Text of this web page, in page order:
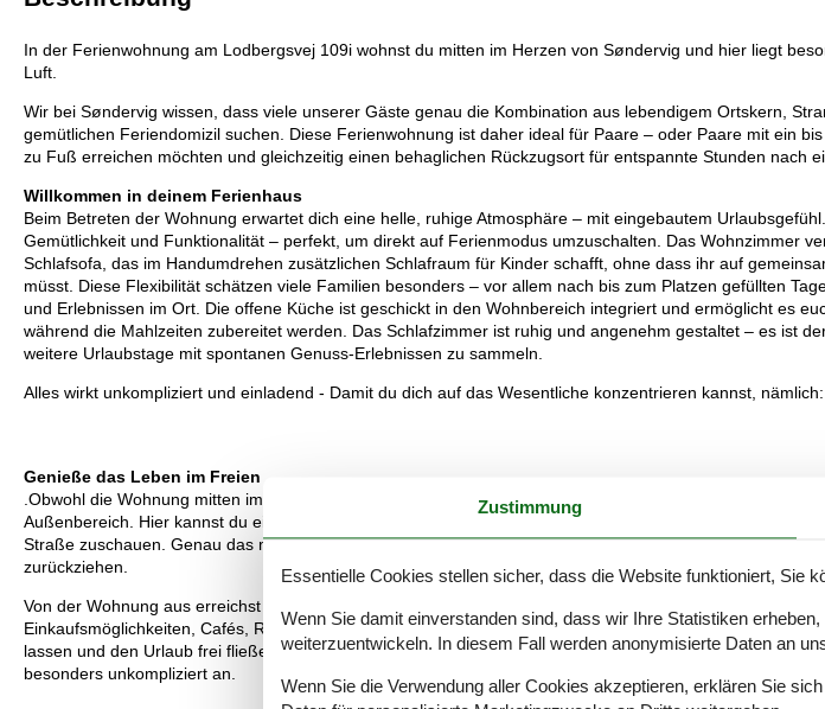
In der Ferienwohnung am Lodbergsvej 109i wohnst du mitten im Herzen von Søndervig und hier liegt
Luft.
Wir bei Søndervig wissen, dass viele unserer Gäste genau die Kombination aus lebendigem Ortskern,
gemütlichen Feriendomizil suchen. Diese Ferienwohnung ist daher ideal für Paare – oder Paare mit ein
zu Fuß erreichen möchten und gleichzeitig einen behaglichen Rückzugsort für entspannte Stunden nach
Willkommen in deinem Ferienhaus
Beim Betreten der Wohnung erwartet dich eine helle, ruhige Atmosphäre – mit eingebautem
Gemütlichkeit und Funktionalität – perfekt, um direkt auf Ferienmodus umzuschalten. Das Wohnzimmer
Schlafsofa, das im Handumdrehen zusätzlichen Schlafraum für Kinder schafft, ohne dass ihr auf
müsst. Diese Flexibilität schätzen viele Familien besonders – vor allem nach bis zum Platzen gefüllten
und Erlebnissen im Ort. Die offene Küche ist geschickt in den Wohnbereich integriert und ermöglicht es
während die Mahlzeiten zubereitet werden. Das Schlafzimmer ist ruhig und angenehm gestaltet – es ist
weitere Urlaubstage mit spontanen Genuss-Erlebnissen zu sammeln.
Alles wirkt unkompliziert und einladend - Damit du dich auf das Wesentliche konzentrieren kannst,
Genieße das Leben im Freien
.Obwohl die Wohnung mitten im Ortszentrum liegt, findest du immer kleine Inseln der Ruhe. Der nette
Außenbereich. Hier kannst du eine stille Morgenstunde genießen, euch abends ein Glas Wein schenken
Straße zuschauen. Genau das macht den Charme der zentralen Lage aus – du bist mitten im Geschehen
zurückziehen.
Von der Wohnung aus erreichst du alles zu Fuß – und das ist einer der größten Vorteile, die wir als
Einkaufsmöglichkeiten, Cafés, Restaurants und Freizeitangebote liegen alle nur wenige Gehminuten
lassen und den Urlaub frei fließen lassen – spontane Abstecher werden schnell zu kleinen Höhepunkten
besonders unkompliziert an.
Zustimmung
Essentielle Cookies stellen sicher, dass die Website funktioniert, Sie
Wenn Sie damit einverstanden sind, dass wir Ihre Statistiken
weiterzuentwickeln. In diesem Fall werden anonymisierte Daten an
Wenn Sie die Verwendung aller Cookies akzeptieren, erklären Sie